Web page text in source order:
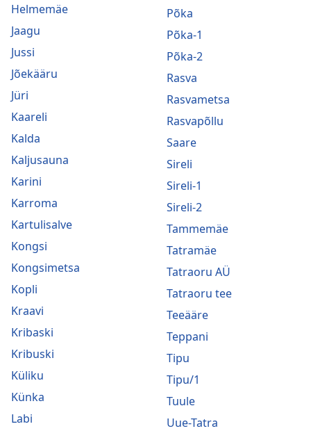
Helmemäe
Jaagu
Jussi
Jõekääru
Jüri
Kaareli
Kalda
Kaljusauna
Karini
Karroma
Kartulisalve
Kongsi
Kongsimetsa
Kopli
Kraavi
Kribaski
Kribuski
Küliku
Künka
Labi
Põka
Põka-1
Põka-2
Rasva
Rasvametsa
Rasvapõllu
Saare
Sireli
Sireli-1
Sireli-2
Tammemäe
Tatramäe
Tatraoru AÜ
Tatraoru tee
Teeääre
Teppani
Tipu
Tipu/1
Tuule
Uue-Tatra